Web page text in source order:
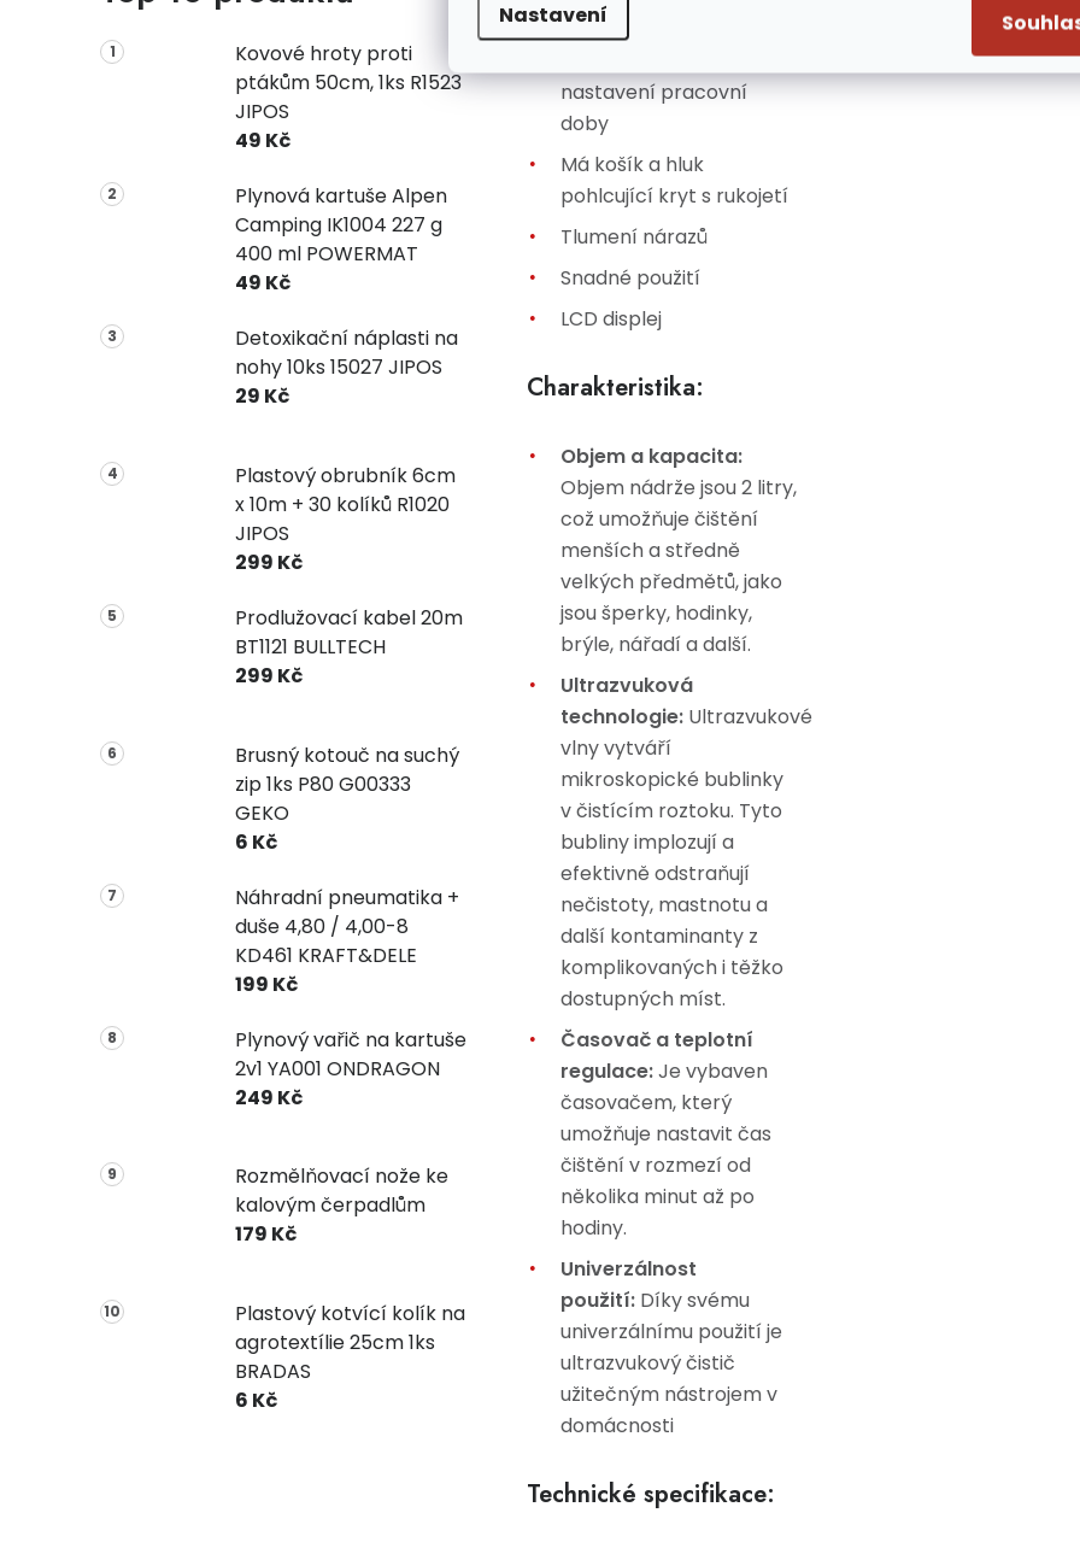
Nastavení
Kovové hroty proti
ptákům 50cm, 1ks R1523
JIPOS
49 Kč
Plynová kartuše Alpen
Camping IK1004 227 g
400 ml POWERMAT
49 Kč
Detoxikační náplasti na
nohy 10ks 15027 JIPOS
29 Kč
Plastový obrubník 6cm
x 10m + 30 kolíků R1020
JIPOS
299 Kč
Prodlužovací kabel 20m
BT1121 BULLTECH
299 Kč
Brusný kotouč na suchý
zip 1ks P80 G00333
GEKO
6 Kč
Náhradní pneumatika +
duše 4,80 / 4,00-8
KD461 KRAFT&DELE
199 Kč
Plynový vařič na kartuše
2v1 YA001 ONDRAGON
249 Kč
Rozmělňovací nože ke
kalovým čerpadlům
179 Kč
Plastový kotvící kolík na
agrotextílie 25cm 1ks
BRADAS
6 Kč
Lehká váha
nastavení pracovní
doby
Má košík a hluk
pohlcující kryt s rukojetí
Tlumení nárazů
Snadné použití
LCD displej
Charakteristika:
Objem a kapacita:
Objem nádrže jsou 2 litry,
což umožňuje čištění
menších a středně
velkých předmětů, jako
jsou šperky, hodinky,
brýle, nářadí a další.
Ultrazvuková
technologie: Ultrazvukové
vlny vytváří
mikroskopické bublinky
v čistícím roztoku. Tyto
bubliny implozují a
efektivně odstraňují
nečistoty, mastnotu a
další kontaminanty z
komplikovaných i těžko
dostupných míst.
Časovač a teplotní
regulace:Je vybaven
časovačem, který
umožňuje nastavit čas
čištění v rozmezí od
několika minut až po
hodiny.
Univerzálnost
použití: Díky svému
univerzálnímu použití je
ultrazvukový čistič
užitečným nástrojem v
domácnosti
Technické specifikace: